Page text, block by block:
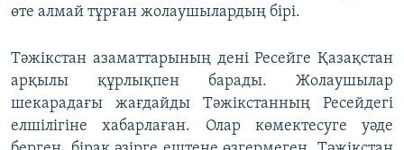
өте алмай тұрған жолаушылардың бірі.
Тәжікстан азаматтарының дені Ресейге Қазақстан
арқылы құрлықпен барады. Жолаушылар
шекарадағы жағдайды Тәжікстанның Ресейдегі
елшілігіне хабарлаған. Олар көмектесуге уәде